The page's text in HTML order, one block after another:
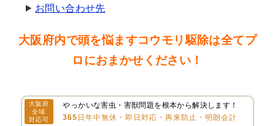
お問い合わせ先
大阪府内で頭を悩ますコウモリ駆除は全てプ
ロにおまかせください！
大阪府
全域
対応可
やっかいな害虫・害獣問題を根本から解決します！
365日年中無休・即日対応・再来防止・明朗会計